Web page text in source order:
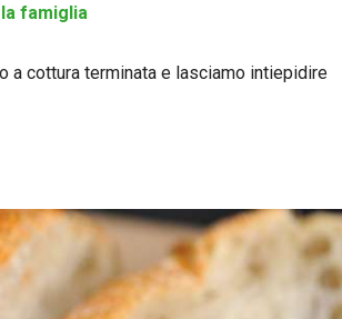
famiglia
a cottura terminata e lasciamo intiepidire